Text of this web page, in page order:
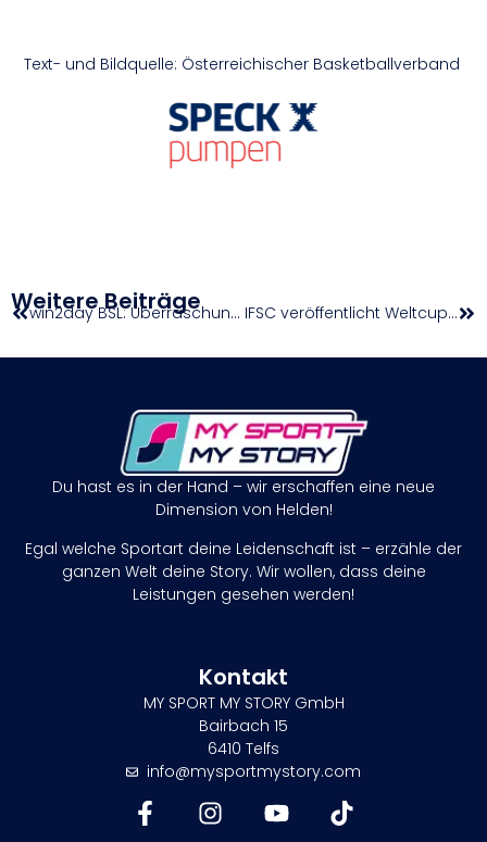
Text- und Bildquelle: Österreichischer Basketballverband
Weitere Beiträge win2day BSL: Überraschungen zu Halloween IFSC veröffentlicht Weltcup-Kalender für 2026
Du hast es in der Hand – wir erschaffen eine neue
Dimension von Helden!
Egal welche Sportart deine Leidenschaft ist – erzähle der
ganzen Welt deine Story. Wir wollen, dass deine
Leistungen gesehen werden!
Kontakt
MY SPORT MY STORY GmbH
Bairbach 15
6410 Telfs
info@mysportmystory.com